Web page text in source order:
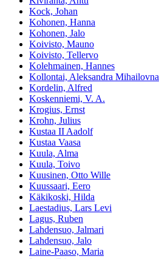
Kock, Johan
Kohonen, Hanna
Kohonen, Jalo
Koivisto, Mauno
Koivisto, Tellervo
Kolehmainen, Hannes
Kollontai, Aleksandra Mihailovna
Kordelin, Alfred
Koskenniemi, V. A.
Krogius, Ernst
Krohn, Julius
Kustaa II Aadolf
Kustaa Vaasa
Kuula, Alma
Kuula, Toivo
Kuusinen, Otto Wille
Kuussaari, Eero
Käkikoski, Hilda
Laestadius, Lars Levi
Lagus, Ruben
Lahdensuo, Jalmari
Lahdensuo, Jalo
Laine-Paaso, Maria